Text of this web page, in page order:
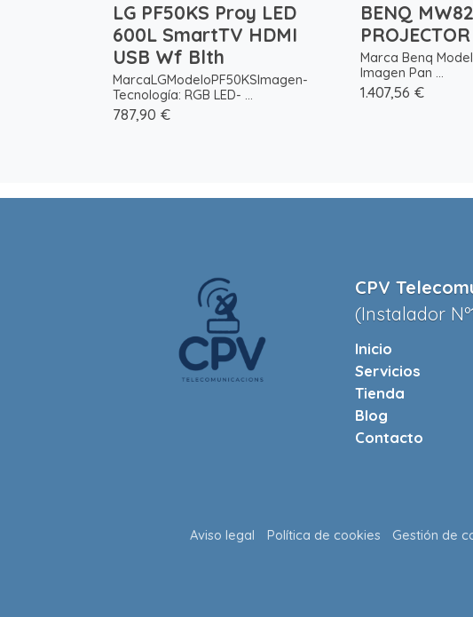
LG PF50KS Proy LED
600L SmartTV HDMI
USB Wf Blth
MarcaLGModeloPF50KSImagen-
Tecnología: RGB LED- ...
787,90 €
BENQ
PROJECTOR
Marca Benq
Imagen Pan ...
1.407,56 €
CPV
(Instalador
Inicio
Servicios
Tienda
Blog
Contacto
Aviso legal Política de cookies Gestión de